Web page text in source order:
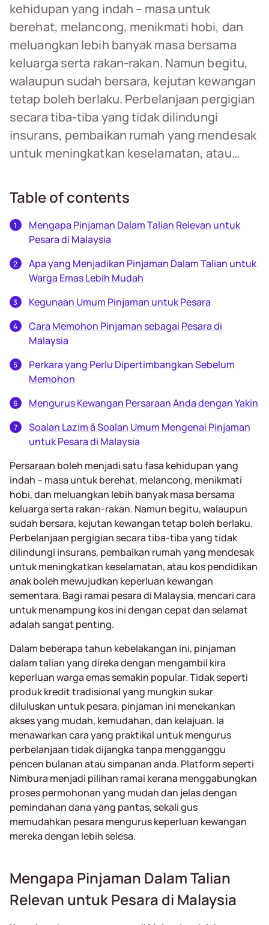
kehidupan yang indah – masa untuk
berehat, melancong, menikmati hobi, dan
meluangkan lebih banyak masa bersama
keluarga serta rakan-rakan. Namun begitu,
walaupun sudah bersara, kejutan kewangan
tetap boleh berlaku. Perbelanjaan pergigian
secara tiba-tiba yang tidak dilindungi
insurans, pembaikan rumah yang mendesak
untuk meningkatkan keselamatan, atau…
Table of contents
Mengapa Pinjaman Dalam Talian Relevan untuk
Pesara di Malaysia
Apa yang Menjadikan Pinjaman Dalam Talian untuk
Warga Emas Lebih Mudah
Kegunaan Umum Pinjaman untuk Pesara
Cara Memohon Pinjaman sebagai Pesara di
Malaysia
Perkara yang Perlu Dipertimbangkan Sebelum
Memohon
Mengurus Kewangan Persaraan Anda dengan Yakin
Soalan Lazim â Soalan Umum Mengenai Pinjaman
untuk Pesara di Malaysia
Persaraan boleh menjadi satu fasa kehidupan yang
indah – masa untuk berehat, melancong, menikmati
hobi, dan meluangkan lebih banyak masa bersama
keluarga serta rakan-rakan. Namun begitu, walaupun
sudah bersara, kejutan kewangan tetap boleh berlaku.
Perbelanjaan pergigian secara tiba-tiba yang tidak
dilindungi insurans, pembaikan rumah yang mendesak
untuk meningkatkan keselamatan, atau kos pendidikan
anak boleh mewujudkan keperluan kewangan
sementara. Bagi ramai pesara di Malaysia, mencari cara
untuk menampung kos ini dengan cepat dan selamat
adalah sangat penting.
Dalam beberapa tahun kebelakangan ini, pinjaman
dalam talian yang direka dengan mengambil kira
keperluan warga emas semakin popular. Tidak seperti
produk kredit tradisional yang mungkin sukar
diluluskan untuk pesara, pinjaman ini menekankan
akses yang mudah, kemudahan, dan kelajuan. Ia
menawarkan cara yang praktikal untuk mengurus
perbelanjaan tidak dijangka tanpa mengganggu
pencen bulanan atau simpanan anda. Platform seperti
Nimbura menjadi pilihan ramai kerana menggabungkan
proses permohonan yang mudah dan jelas dengan
pemindahan dana yang pantas, sekali gus
memudahkan pesara mengurus keperluan kewangan
mereka dengan lebih selesa.
Mengapa Pinjaman Dalam Talian
Relevan untuk Pesara di Malaysia